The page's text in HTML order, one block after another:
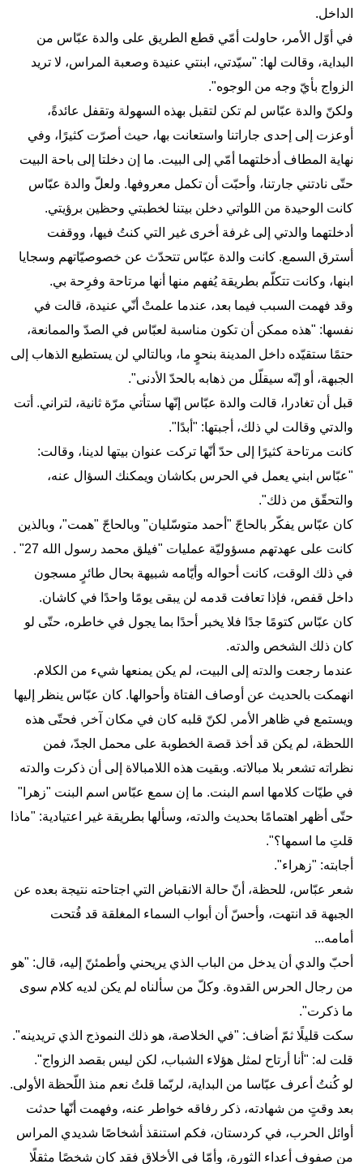
الداخل.
في أوّل الأمر، حاولت أمّي قطع الطريق على والدة عبّاس من
البداية، وقالت لها: "سيّدتي، ابنتي عنيدة وصعبة المراس، لا تريد
الزواج بأيّ وجه من الوجوه".
ولكنّ والدة عبّاس لم تكن لتقبل بهذه السهولة وتقفل عائدةً،
أوعزت إلى إحدى جاراتنا واستعانت بها، حيث أصرّت كثيرًا، وفي
نهاية المطاف أدخلتهما أمّي إلى البيت. ما إن دخلتا إلى باحة البيت
حتّى نادتني جارتنا، وأحبّت أن تكمل معروفها. ولعلّ والدة عبّاس
كانت الوحيدة من اللواتي دخلن بيتنا لخطبتي وحظين برؤيتي.
أدخلتهما والدتي إلى غرفة أخرى غير التي كنتُ فيها، ووقفت
أسترق السمع. كانت والدة عبّاس تتحدّث عن خصوصيّاتهم وسجايا
ابنها، وكانت تتكلّم بطريقة يُفهم منها أنها مرتاحة وفرِحة بي.
وقد فهمت السبب فيما بعد، عندما علمتْ أنّي عنيدة، قالت في
نفسها: "هذه ممكن أن تكون مناسبة لعبّاس في الصدّ والممانعة،
حتمًا ستقيّده داخل المدينة بنحوٍ ما، وبالتالي لن يستطيع الذهاب إلى
الجبهة، أو إنّه سيقلّل من ذهابه بالحدّ الأدنى".
قبل أن تغادرا، قالت والدة عبّاس إنّها ستأتي مرّة ثانية، لتراني. أتت
والدتي وقالت لي ذلك، أجبتها: "أبدًا".
كانت مرتاحة كثيرًا إلى حدّ أنّها تركت عنوان بيتها لدينا، وقالت:
"عبّاس ابني يعمل في الحرس بكاشان ويمكنك السؤال عنه،
والتحقّق من ذلك".
كان عبّاس يفكّر بالحاجّ "أحمد متوسّليان" وبالحاجّ "همت"، وبالذين
كانت على عهدتهم مسؤوليّة عمليات "فيلق محمد رسول الله 27" .
في ذلك الوقت، كانت أحواله وأيّامه شبيهة بحال طائرٍ مسجون
داخل قفص، فإذا تعافت قدمه لن يبقى يومًا واحدًا في كاشان.
كان عبّاس كتومًا جدًا فلا يخبر أحدًا بما يجول في خاطره، حتّى لو
كان ذلك الشخص والدته.
عندما رجعت والدته إلى البيت، لم يكن يمنعها شيء من الكلام.
انهمكت بالحديث عن أوصاف الفتاة وأحوالها. كان عبّاس ينظر إليها
ويستمع في ظاهر الأمر, لكنّ قلبه كان في مكان آخر, فحتّى هذه
اللحظة، لم يكن قد أخذ قصة الخطوبة على محمل الجدّ، فمن
نظراته تشعر بلا مبالاته. وبقيت هذه اللامبالاة إلى أن ذكرت والدته
في طيّات كلامها اسم البنت. ما إن سمع عبّاس اسم البنت "زهرا"
حتّى أظهر اهتمامًا بحديث والدته، وسألها بطريقة غير اعتيادية: "ماذا
قلتِ ما اسمها؟".
أجابته: "زهراء".
شعر عبّاس، للحظة، أنّ حالة الانقباض التي اجتاحته نتيجة بعده عن
الجبهة قد انتهت، وأحسّ أن أبواب السماء المغلقة قد فُتحت
أمامه...
أحبّ والدي أن يدخل من الباب الذي يريحني وأطمئنّ إليه، قال: "هو
من رجال الحرس القدوة. وكلّ من سألناه لم يكن لديه كلام سوى
ما ذكرت".
سكت قليلًا ثمّ أضاف: "في الخلاصة، هو ذلك النموذج الذي تريدينه".
قلت له: "أنا أرتاح لمثل هؤلاء الشباب، لكن ليس بقصد الزواج".
لو كُنتُ أعرف عبّاسا من البداية، لربّما قلتُ نعم منذ اللّحظة الأولى.
بعد وقتٍ من شهادته، ذكر رفاقه خواطر عنه، وفهمت أنّها حدثت
أوائل الحرب، في كردستان، فكم استنقذ أشخاصًا شديدي المراس
من صفوف أعداء الثورة، وأمّا في الأخلاق فقد كان شخصًا مثقلًا